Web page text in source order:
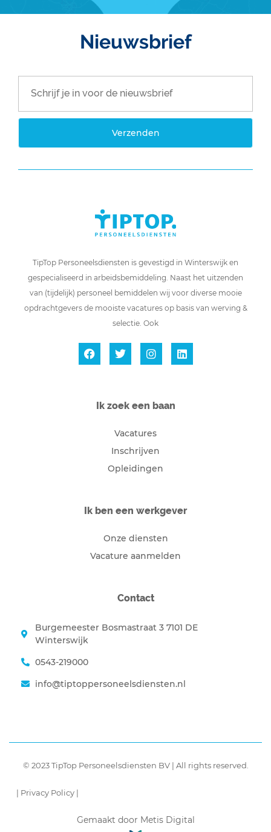
Nieuwsbrief
Verzenden
TipTop Personeelsdiensten is gevestigd in Winterswijk en
gespecialiseerd in arbeidsbemiddeling. Naast het uitzenden
van (tijdelijk) personeel bemiddelen wij voor diverse mooie
opdrachtgevers de mooiste vacatures op basis van werving &
selectie. Ook
Ik zoek een baan
Vacatures
Inschrijven
Opleidingen
Ik ben een werkgever
Onze diensten
Vacature aanmelden
Contact
Burgemeester Bosmastraat 3 7101 DE
Winterswijk
0543-219000
info@tiptoppersoneelsdiensten.nl
© 2023 TipTop Personeelsdiensten BV | All rights reserved.
| Privacy Policy |
Gemaakt door Metis Digital